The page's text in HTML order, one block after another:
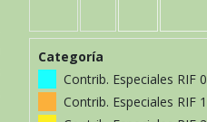
Categoría
Contrib. Especiales RIF 0
Contrib. Especiales RIF 1